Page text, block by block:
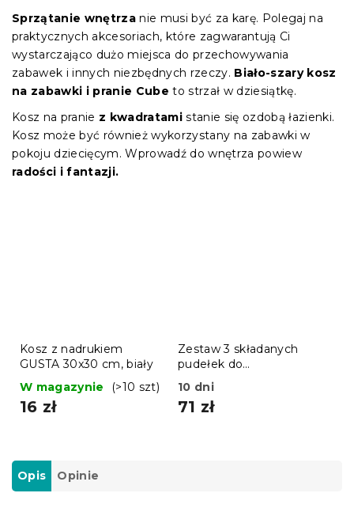
jednostkowa:
Sprzątanie wnętrza nie musi być za karę. Polegaj na
praktycznych akcesoriach, które zagwarantują Ci
wystarczająco dużo miejsca do przechowywania
zabawek i innych niezbędnych rzeczy. Biało-szary kosz
na zabawki i pranie Cubeto strzał w dziesiątkę.
Kosz na pranie z kwadratami stanie się ozdobą łazienki.
Kosz może być również wykorzystany na zabawki w
pokoju dziecięcym. Wprowadź do wnętrza powiew
radości i fantazji.
Kosz z nadrukiem
GUSTA 30x30 cm, biały
W magazynie
(>10 szt)
16 zł
Zestaw 3 składanych
pudełek do
przechowywania
FRIENDS
10 dni
71 zł
Opis Opinie